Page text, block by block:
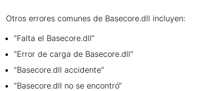
Otros errores comunes de Basecore.dll incluyen:
“Falta el Basecore.dll“
“Error de carga de Basecore.dll“
“Basecore.dll accidente“
“Basecore.dll no se encontró“